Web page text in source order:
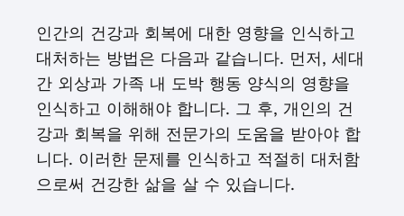
인간의 건강과 회복에 대한 영향을 인식하고
대처하는 방법은 다음과 같습니다. 먼저, 세대
간 외상과 가족 내 도박 행동 양식의 영향을
인식하고 이해해야 합니다. 그 후, 개인의 건
강과 회복을 위해 전문가의 도움을 받아야 합
니다. 이러한 문제를 인식하고 적절히 대처함
으로써 건강한 삶을 살 수 있습니다.